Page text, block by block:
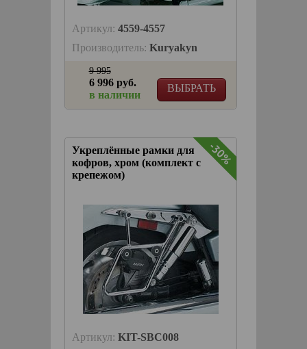
Артикул: 4559-4557
Производитель: Kuryakyn
ВЫБРАТЬ
9 995
6 996 руб.
в наличии
Укреплённые рамки для
кофров, хром (комплект с
крепежом)
-30%
Артикул: KIT-SBC008